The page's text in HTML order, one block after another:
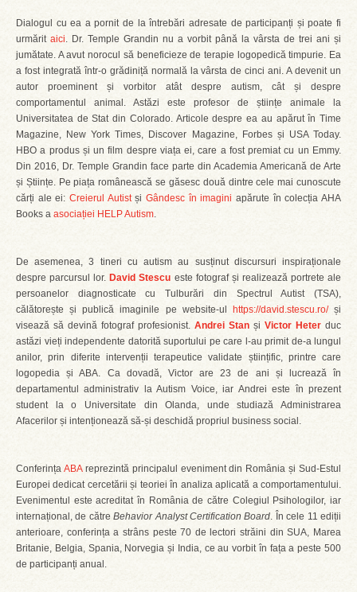
Dialogul cu ea a pornit de la întrebări adresate de participanți și poate fi
urmărit aici. Dr. Temple Grandin nu a vorbit până la vârsta de trei ani și
jumătate. A avut norocul să beneficieze de terapie logopedică timpurie. Ea
a fost integrată într-o grădiniță normală la vârsta de cinci ani. A devenit un
autor proeminent și vorbitor atât despre autism, cât și despre
comportamentul animal. Astăzi este profesor de științe animale la
Universitatea de Stat din Colorado. Articole despre ea au apărut în Time
Magazine, New York Times, Discover Magazine, Forbes și USA Today.
HBO a produs și un film despre viața ei, care a fost premiat cu un Emmy.
Din 2016, Dr. Temple Grandin face parte din Academia Americană de Arte
și Științe. Pe piața românească se găsesc două dintre cele mai cunoscute
cărți ale ei: Creierul AutistșiGândesc în imagini apărute în colecția AHA
Books a asociației HELP Autism.
De asemenea, 3 tineri cu autism au susținut discursuri inspiraționale
despre parcursul lor. David Stescu este fotograf și realizează portrete ale
persoanelor diagnosticate cu Tulburări din Spectrul Autist (TSA),
călătorește și publică imaginile pe website-ul
https://david.stescu.ro/și
visează să devină fotograf profesionist. Andrei Stan și Victor Heter duc
astăzi vieți independente datorită suportului pe care l-au primit de-a lungul
anilor, prin diferite intervenții terapeutice validate științific, printre care
logopedia și ABA. Ca dovadă, Victor are 23 de ani și lucrează în
departamentul administrativ la Autism Voice, iar Andrei este în prezent
student la o Universitate din Olanda, unde studiază Administrarea
Afacerilor și intenționează să-și deschidă propriul business social.
Conferința ABAreprezintă principalul eveniment din România și Sud-Estul
Europei dedicat cercetării și teoriei în analiza aplicată a comportamentului.
Evenimentul este acreditat în România de către Colegiul Psihologilor, iar
internațional, de cătreBehavior Analyst Certification Board. În cele 11 ediții
anterioare, conferința a strâns peste 70 de lectori străini din SUA, Marea
Britanie, Belgia, Spania, Norvegia și India, ce au vorbit în fața a peste 500
de participanți anual.